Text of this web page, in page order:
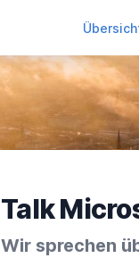
Talk
Wir sprechen